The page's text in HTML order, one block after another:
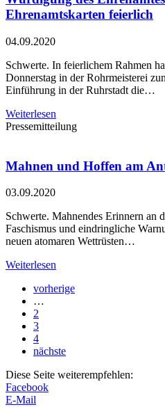
Ehrenamtskarten feierlich
04.09.2020
Schwerte. In feierlichem Rahmen
Donnerstag in der Rohrmeisterei
Einführung in der Ruhrstadt die…
Weiterlesen
Pressemitteilung
Mahnen und Hoffen am
03.09.2020
Schwerte. Mahnendes Erinnern an
Faschismus und eindringliche
neuen atomaren Wettrüsten…
Weiterlesen
vorherige
…
2
3
4
nächste
Diese Seite weiterempfehlen:
Facebook
E-Mail